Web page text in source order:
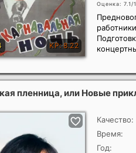
Оценка: 7.1/
пленница, или Новые
Качество:
Время:
Год: